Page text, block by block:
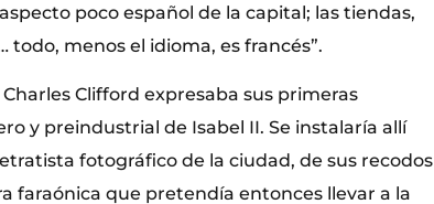
poco español de la capital; las tiendas,
todo, menos el idioma, es francés”.
Clifford expresaba sus primeras
y preindustrial de Isabel II. Se instalaría allí
fotográfico de la ciudad, de sus recodos
faraónica que pretendía entonces llevar a la